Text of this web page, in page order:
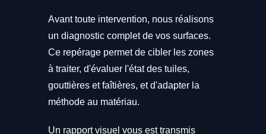
Avant toute intervention, nous réalisons
un diagnostic complet de vos surfaces.
Ce repérage permet de cibler les zones
à traiter, d'évaluer l'état des tuiles,
gouttières et faîtières, et d'adapter la
méthode au matériau.
Un rapport visuel vous est transmis